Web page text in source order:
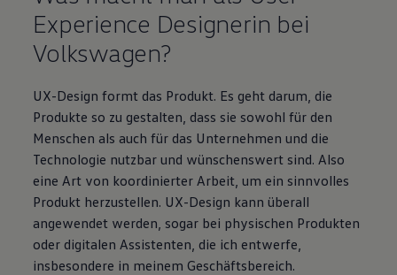
Experience Designerin bei
Volkswagen?
UX-Design formt das Produkt. Es geht darum, die
Produkte so zu gestalten, dass sie sowohl für den
Menschen als auch für das Unternehmen und die
Technologie nutzbar und wünschenswert sind. Also
eine Art von koordinierter Arbeit, um ein sinnvolles
Produkt herzustellen. UX-Design kann überall
angewendet werden, sogar bei physischen Produkten
oder digitalen Assistenten, die ich entwerfe,
insbesondere in meinem Geschäftsbereich.